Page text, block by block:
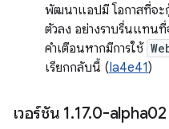
พัฒนาแอปมี โอกาสที่จะ
ตัวลง อย่างราบรื่นแทน
คำเตือนหากมีการใช้
เรียกกลับนี้ (Ia4e41)
เวอร์ชัน 1.17.0-alpha02